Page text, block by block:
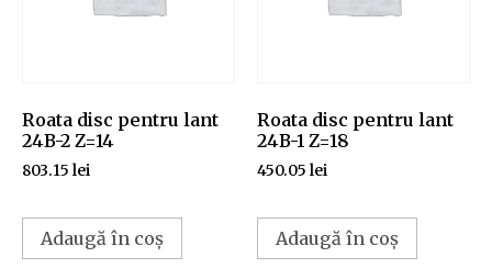
Roata disc pentru lant
24B-2 Z=14
803.15 lei
Adaugă în coș
Roata disc pentru lant
24B-1 Z=18
450.05 lei
Adaugă în coș